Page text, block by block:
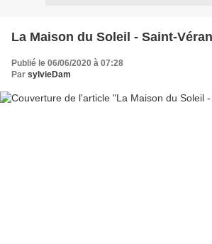
La Maison du Soleil - Saint-Véran
Publié le 06/06/2020 à 07:28
Par sylvieDam